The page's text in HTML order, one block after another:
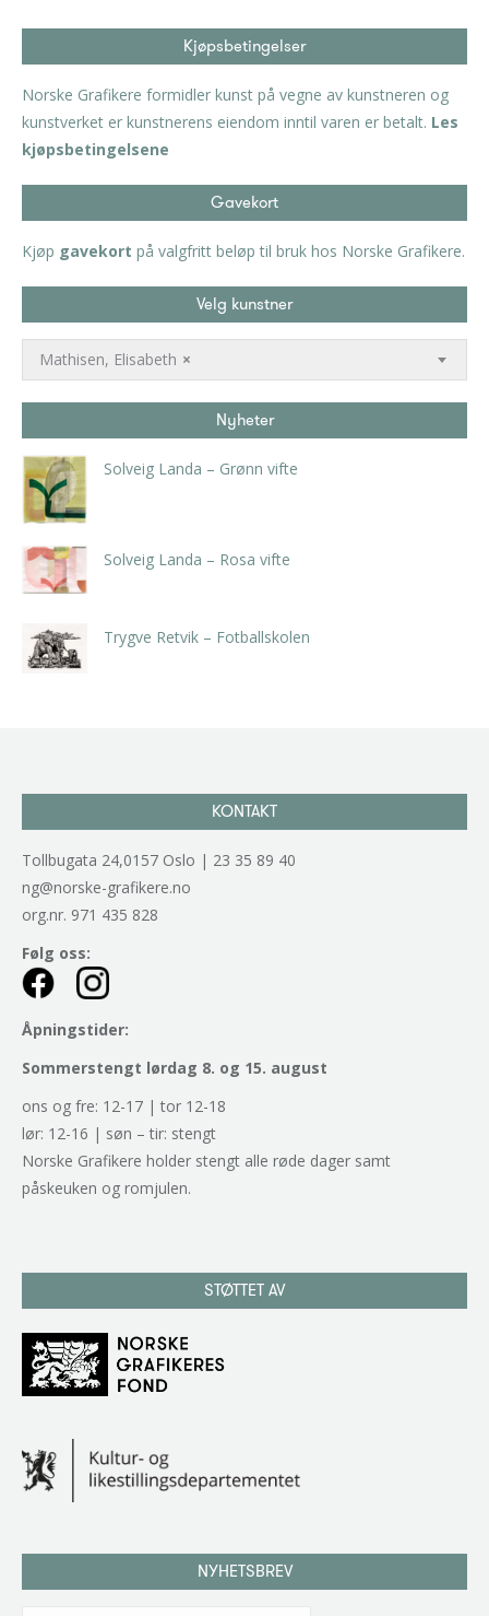
Kjøpsbetingelser
Norske Grafikere formidler kunst på vegne av kunstneren og
kunstverket er kunstnerens eiendom inntil varen er betalt. Les
kjøpsbetingelsene
Gavekort
Kjøp gavekort på valgfritt beløp til bruk hos Norske Grafikere.
Velg kunstner
×
Mathisen, Elisabeth
Nyheter
Solveig Landa – Grønn vifte
Solveig Landa – Rosa vifte
Trygve Retvik – Fotballskolen
KONTAKT
Tollbugata 24,0157 Oslo | 23 35 89 40
ng@norske-grafikere.no
org.nr. 971 435 828
Følg oss:
Åpningstider:
Sommerstengt lørdag 8. og 15. august
ons og fre: 12-17 | tor 12-18
lør: 12-16 | søn – tir: stengt
Norske Grafikere holder stengt alle røde dager samt
påskeuken og romjulen.
STØTTET AV
NYHETSBREV